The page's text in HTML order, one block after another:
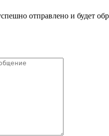
отправлено и будет